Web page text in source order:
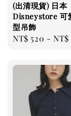
(出清現貨) 日本
Disneystore 可
型吊飾
Regular
NT$ 520 -NT$